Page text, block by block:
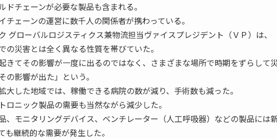
ドチェーンが必要な製品も含まれる。
チェーンの運営に数千人の関係者が携わっている。
グローバルロジスティクス兼物流担当ヴァイスプレジデント（ＶＰ）は、
の災害とは全く異なる性質を帯びていた。
きてその影響が一度に出るのではなく、さまざまな場所で時期をずらして
影響が出た」という。
した地域では、稼働できる病院の数が減り、手術数も減った。
ロニック製品の需要も当然ながら減少した。
、モニタリングデバイス、ベンチレーター（人工呼吸器）などの製品には
継続的な需要が発生した。